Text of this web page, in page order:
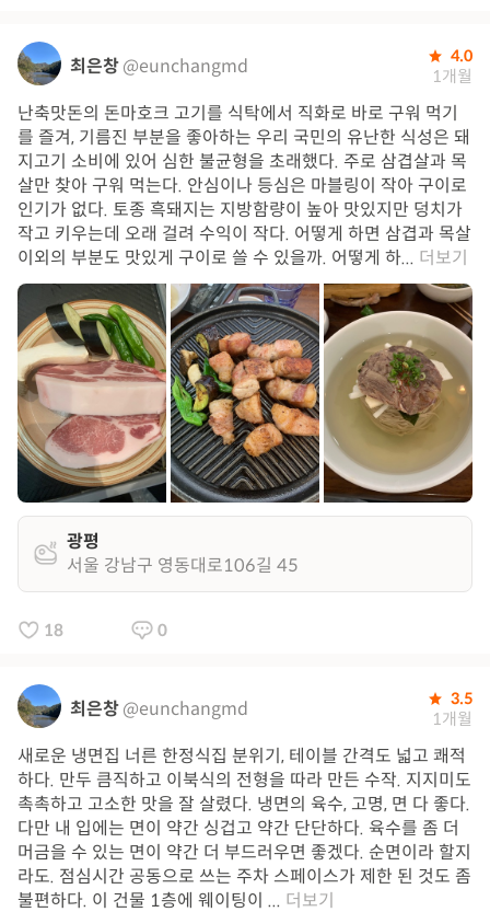
최은창@eunchangmd 4.0
1개월
난축맛돈의 돈마호크 고기를 식탁에서 직화로 바로 구워 먹기
를 즐겨, 기름진 부분을 좋아하는 우리 국민의 유난한 식성은 돼
지고기 소비에 있어 심한 불균형을 초래했다. 주로 삼겹살과 목
살만 찾아 구워 먹는다. 안심이나 등심은 마블링이 작아 구이로
인기가 없다. 토종 흑돼지는 지방함량이 높아 맛있지만 덩치가
작고 키우는데 오래 걸려 수익이 작다. 어떻게 하면 삼겹과 목살
이외의 부분도 맛있게 구이로 쓸 수 있을까. 어떻게 하... 더보기
광평
서울 강남구 영동대로106길 45
18 0
최은창@eunchangmd 3.5
1개월
새로운 냉면집 너른 한정식집 분위기, 테이블 간격도 넓고 쾌적
하다. 만두 큼직하고 이북식의 전형을 따라 만든 수작. 지지미도
촉촉하고 고소한 맛을 잘 살렸다. 냉면의 육수, 고명, 면 다 좋다.
다만 내 입에는 면이 약간 싱겁고 약간 단단하다. 육수를 좀 더
머금을 수 있는 면이 약간 더 부드러우면 좋겠다. 순면이라 할지
라도. 점심시간 공동으로 쓰는 주차 스페이스가 제한 된 것도 좀
불편하다. 이 건물 1층에 웨이팅이 ... 더보기